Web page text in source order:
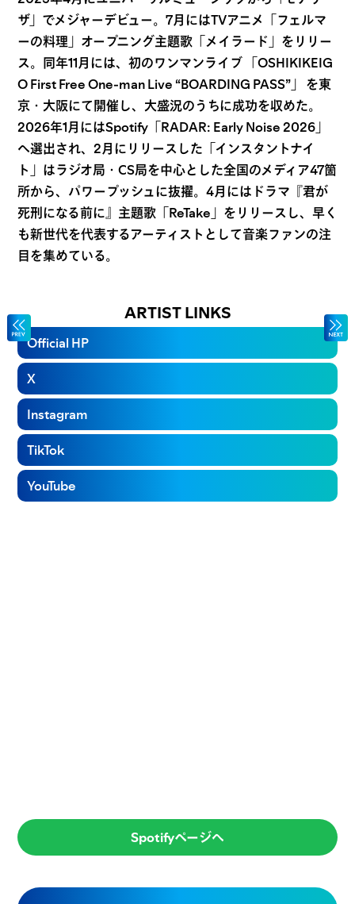
ザ」でメジャーデビュー。7月にはTVアニメ「フェルマ
ーの料理」オープニング主題歌「メイラード」をリリー
ス。同年11月には、初のワンマンライブ 「OSHIKIKEIG
O First Free One-man Live “BOARDING PASS”」 を東
京・大阪にて開催し、大盛況のうちに成功を収めた。
2026年1月にはSpotify「RADAR: Early Noise 2026」
へ選出され、2月にリリースした「インスタントナイ
ト」はラジオ局・CS局を中心とした全国のメディア47箇
所から、パワープッシュに抜擢。4月にはドラマ『君が
死刑になる前に』主題歌「ReTake」をリリースし、早く
も新世代を代表するアーティストとして音楽ファンの注
目を集めている。
ARTIST LINKS
Official HP
X
Instagram
TikTok
YouTube
Spotifyページへ